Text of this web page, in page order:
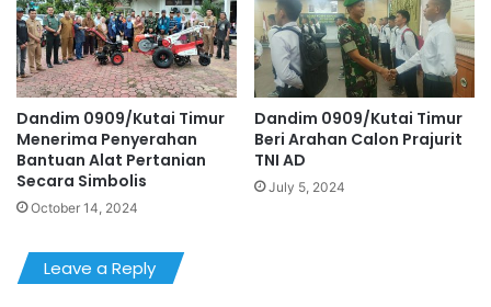
Dandim 0909/Kutai Timur
Menerima Penyerahan
Bantuan Alat Pertanian
Secara Simbolis
October 14, 2024
Dandim 0909/Kutai Timur
Beri Arahan Calon Prajurit
TNI AD
July 5, 2024
Leave a Reply